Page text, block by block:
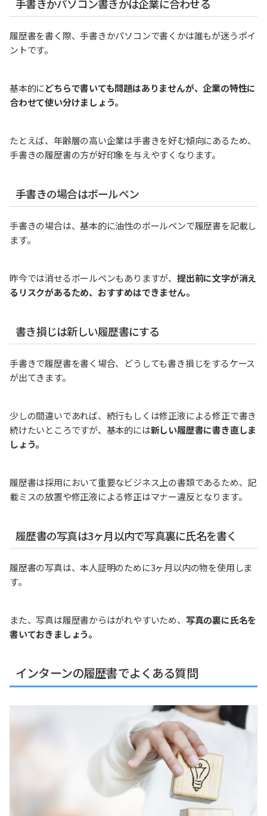
手書きかパソコン書きかは企業に合わせる
履歴書を書く際、手書きかパソコンで書くかは誰もが迷うポイ
ントです。
基本的にどちらで書いても問題はありませんが、企業の特性に
合わせて使い分けましょう。
たとえば、年齢層の高い企業は手書きを好む傾向にあるため、
手書きの履歴書の方が好印象を与えやすくなります。
手書きの場合はボールペン
手書きの場合は、基本的に油性のボールペンで履歴書を記載し
ます。
昨今では消せるボールペンもありますが、提出前に文字が消え
るリスクがあるため、おすすめはできません。
書き損じは新しい履歴書にする
手書きで履歴書を書く場合、どうしても書き損じをするケース
が出てきます。
少しの間違いであれば、続行もしくは修正液による修正で書き
続けたいところですが、基本的には新しい履歴書に書き直しま
しょう。
履歴書は採用において重要なビジネス上の書類であるため、記
載ミスの放置や修正液による修正はマナー違反となります。
履歴書の写真は3ヶ月以内で写真裏に氏名を書く
履歴書の写真は、本人証明のために3ヶ月以内の物を使用しま
す。
また、写真は履歴書からはがれやすいため、 写真の裏に氏名を
書いておきましょう。
インターンの履歴書でよくある質問